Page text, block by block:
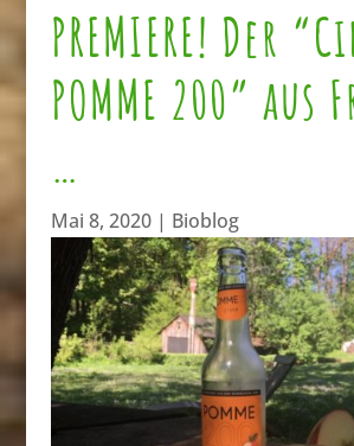
PREMIERE! Der
POMME 200” aus
…
Mai 8, 2020| Bioblog